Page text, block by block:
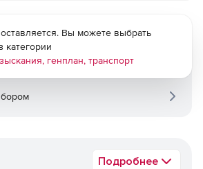
Подробнее
Вы можете выбрать
категории
генплан, транспорт